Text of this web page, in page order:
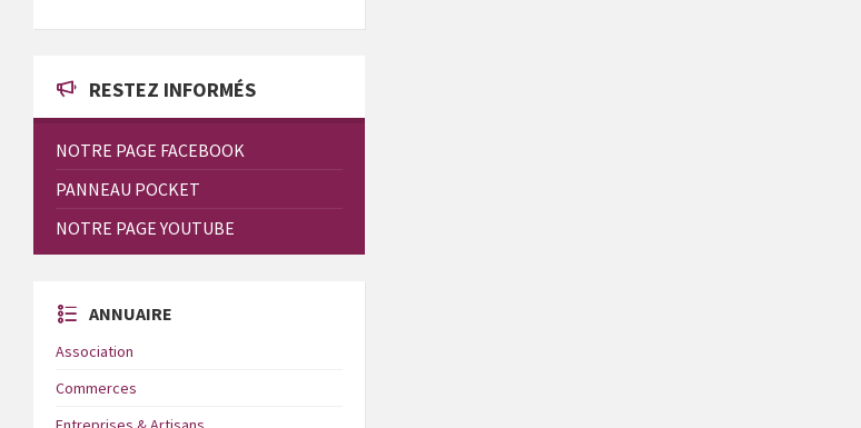
RESTEZ INFORMÉS
NOTRE PAGE FACEBOOK
PANNEAU POCKET
NOTRE PAGE YOUTUBE
ANNUAIRE
Association
Commerces